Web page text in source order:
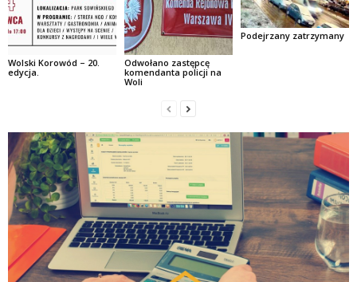
Wolski Korowód – 20.
edycja.
Odwołano zastępcę
komendanta policji na
Woli
Podejrzany zatrzymany